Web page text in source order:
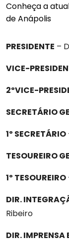
Conheça a
de Anápolis
PRESIDENTE –
VICE-
2ºVICE-
SECRETÁRIO
1º SECRETÁRIO
TESOUREIRO
1º TESOUREIRO
DIR.
Ribeiro
DIR.